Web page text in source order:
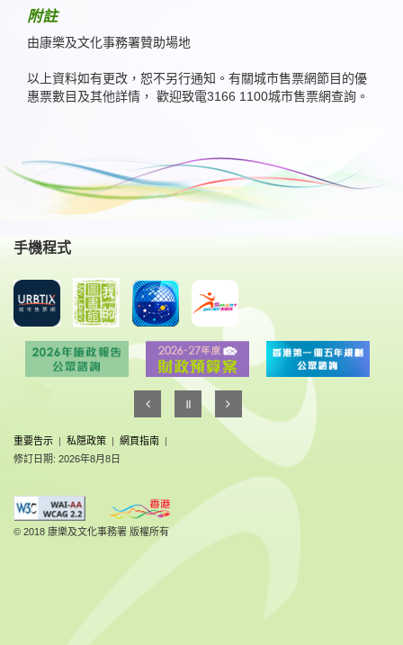
附註
由康樂及文化事務署贊助場地
以上資料如有更改，恕不另行通知。有關城市售票網節目的優
惠票數目及其他詳情， 歡迎致電3166 1100城市售票網查詢。
手機程式
重要告示 | 私隠政策 | 網頁指南 |
修訂日期: 2026年8月8日
© 2018 康樂及文化事務署 版權所有